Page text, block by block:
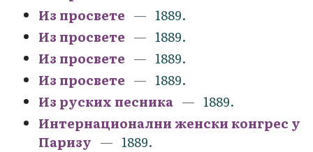
Из просвете
1889.
Из просвете
1889.
Из просвете
1889.
Из просвете
1889.
Из руских песника
1889.
Интернационални женски конгрес у
Паризу
1889.